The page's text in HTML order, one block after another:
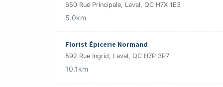
650 Rue Principale, Laval, QC H7X 1E3
5.0km
Florist Épicerie Normand
592 Rue Ingrid, Laval, QC H7P 3P7
10.1km